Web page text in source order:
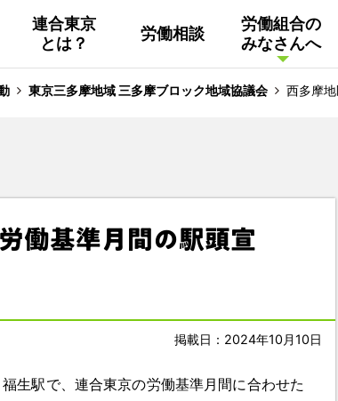
連合東京
とは？
組織概要
労働相談
労働組合の
みなさんへ
活動
東京NET ログイン
連合東京
Facebook
東京三多摩地域 三多摩ブロック地域協議会 西多摩
働基準月間の駅頭宣
掲載日：2024年10月10日
生駅で、連合東京の労働基準月間に合わせた